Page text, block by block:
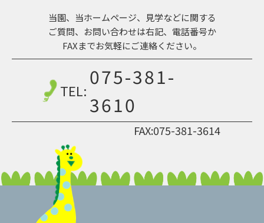
当園、当ホームページ、見学などに関する
ご質問、お問い合わせは右記、電話番号か
FAXまでお気軽にご連絡ください。
TEL:
075-381-
3610
FAX:075-381-3614